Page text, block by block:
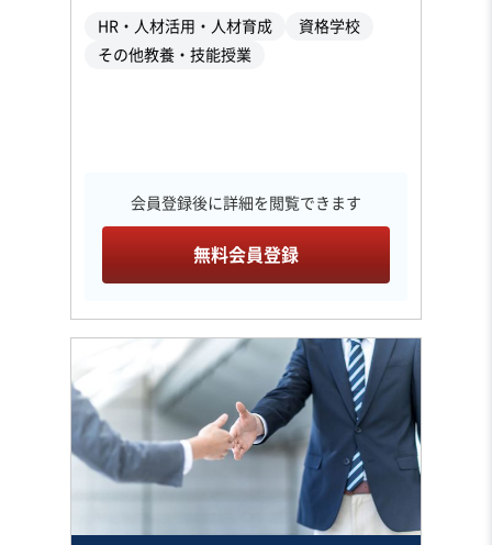
HR・人材活用・人材育成
資格学校
その他教養・技能授業
会員登録後に詳細を閲覧できます
無料会員登録